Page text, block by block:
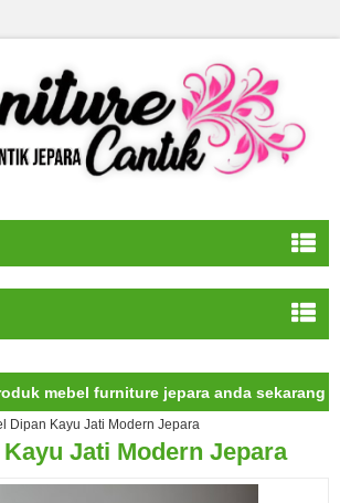
furniture jepara anda sekarang juga.
Dipan Kayu Jati Modern Jepara
Jati Modern Jepara